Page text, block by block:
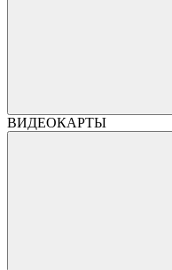
ВИДЕОКАРТЫ